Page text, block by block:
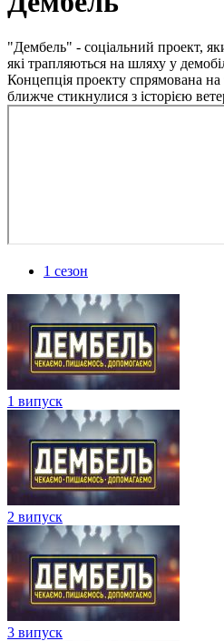
"Дембель" - соціальний проект,
які трапляються на шляху у
Концепція проекту спрямована на
ближче стикнулися з історією
1 сезон
1 випуск
2 випуск
3 випуск